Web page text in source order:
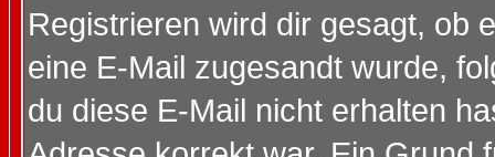
Registrieren wird dir gesagt, ob
eine E-Mail zugesandt wurde,
du diese E-Mail nicht erhalten